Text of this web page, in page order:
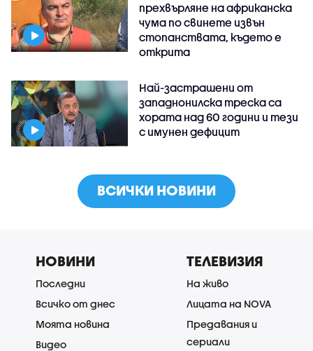
прехвърляне на африканска
чума по свинете извън
стопанствата, където е
открита
Най-застрашени от
западнонилска треска са
хората над 60 години и тези
с имунен дефицит
ВСИЧКИ НОВИНИ
НОВИНИ
Последни
Всичко от днес
Моята новина
Видео
ТЕЛЕВИЗИЯ
На живо
Лицата на NOVA
Предавания и
сериали